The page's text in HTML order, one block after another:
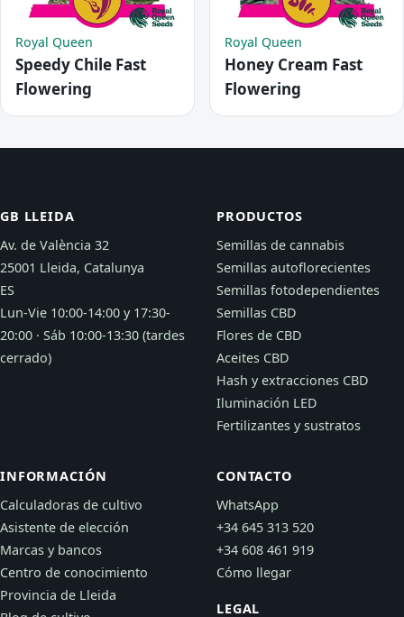
Royal Queen
Speedy Chile Fast
Flowering
Royal Queen
Honey Cream Fast
Flowering
GB LLEIDA
Av. de València 32
25001 Lleida, Catalunya
ES
Lun-Vie 10:00-14:00 y 17:30-
20:00 · Sáb 10:00-13:30 (tardes
cerrado)
PRODUCTOS
Semillas de cannabis
Semillas autoflorecientes
Semillas fotodependientes
Semillas CBD
Flores de CBD
Aceites CBD
Hash y extracciones CBD
Iluminación LED
Fertilizantes y sustratos
INFORMACIÓN
Calculadoras de cultivo
Asistente de elección
Marcas y bancos
Centro de conocimiento
Provincia de Lleida
CONTACTO
WhatsApp
+34 645 313 520
+34 608 461 919
Cómo llegar
LEGAL